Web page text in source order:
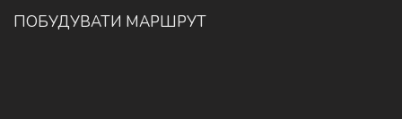
ПОБУДУВАТИ МАРШРУТ